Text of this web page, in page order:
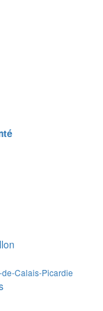
de-Calais-Picardie